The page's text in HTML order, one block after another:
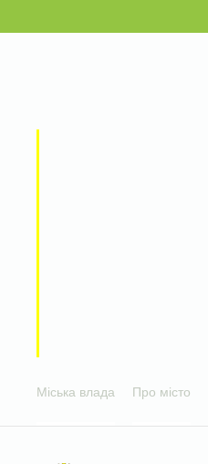
Міська влада Про місто